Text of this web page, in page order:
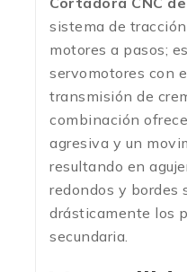
sistema de
motores a pasos;
servomotores con
transmisión de
combinación
agresiva y un
resultando en
redondos y bordes
drásticamente los
secundaria.